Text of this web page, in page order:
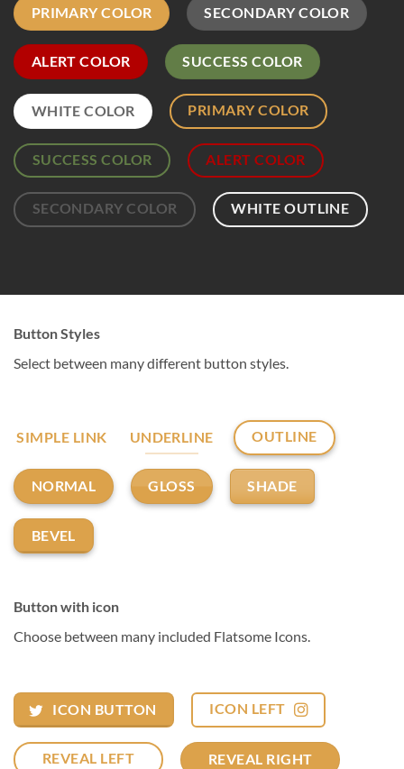
PRIMARY COLOR SECONDARY COLOR
ALERT COLOR SUCCESS COLOR
WHITE COLOR PRIMARY COLOR
SUCCESS COLOR ALERT COLOR
SECONDARY COLOR WHITE OUTLINE
Button Styles
Select between many different button styles.
SIMPLE LINK UNDERLINE OUTLINE
NORMAL GLOSS SHADE
BEVEL
Button with icon
Choose between many included Flatsome Icons.
ICON BUTTON ICON LEFT
REVEAL LEFT REVEAL RIGHT